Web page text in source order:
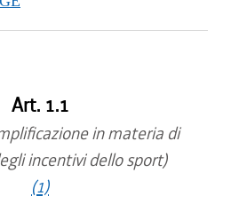
Art. 1.1
in materia di
incentivi dello sport)
(1)